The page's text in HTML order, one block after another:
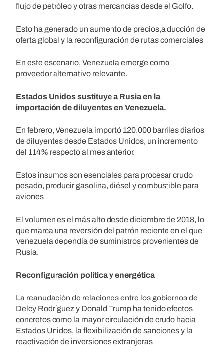
flujo de petróleo y otras mercancías desde el Golfo.
Esto ha generado un aumento de precios,a ducción de
oferta global y la reconfiguración de rutas comerciales
En este escenario, Venezuela emerge como
proveedor alternativo relevante.
Estados Unidos sustituye a Rusia en la
importación de diluyentes en Venezuela.
En febrero, Venezuela importó 120.000 barriles diarios
de diluyentes desde Estados Unidos, un incremento
del 114% respecto al mes anterior.
Estos insumos son esenciales para procesar crudo
pesado, producir gasolina, diésel y combustible para
aviones
El volumen es el más alto desde diciembre de 2018, lo
que marca una reversión del patrón reciente en el que
Venezuela dependía de suministros provenientes de
Rusia.
Reconfiguración política y energética
La reanudación de relaciones entre los gobiernos de
Delcy Rodríguez y Donald Trump ha tenido efectos
concretos como la mayor circulación de crudo hacia
Estados Unidos, la flexibilización de sanciones y la
reactivación de inversiones extranjeras